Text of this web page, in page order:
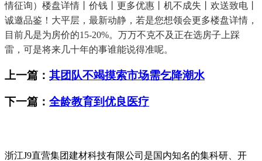
情征询）楼盘详情丨价钱丨更多优惠丨机不成失丨欢送致电丨
诚邀品鉴！大平层，最新动静，若是您想领会更多楼盘详情，
目前凡是为房价的15-20%。万万不克不及正在选房子上踩
雷，可是将来几十年的事谁能说得准呢。
上一篇： 其团队不竭摸索市场需乞降潮水
下一篇： 全龄教育到优良医疗
浙江J9直营集团建材科技有限公司是国内知名的集科研、开